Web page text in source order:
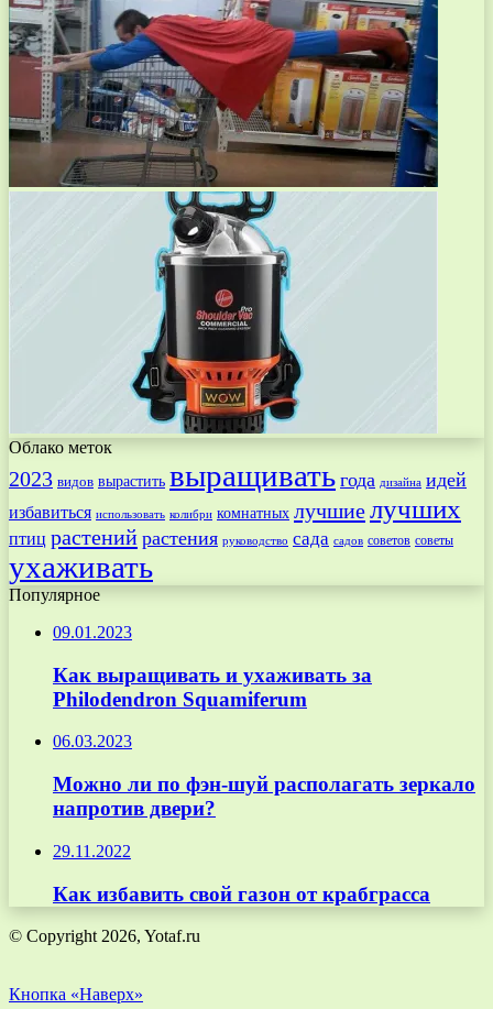
Облако меток
2023 видов вырастить выращивать года дизайна идей
избавиться использовать колибри комнатных лучшиелучших
птиц растений растения руководство сада садов советов советы
ухаживать
Популярное
09.01.2023
Как выращивать и ухаживать за
Philodendron Squamiferum
06.03.2023
Можно ли по фэн-шуй располагать зеркало
напротив двери?
29.11.2022
Как избавить свой газон от крабграсса
© Copyright 2026, Yotaf.ru
Кнопка «Наверх»